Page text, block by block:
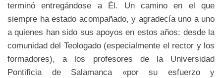
terminó entregándose a Él. Un camino en el que
siempre ha estado acompañado, y agradecía uno a uno
a quienes han sido sus apoyos en estos años: desde la
comunidad del Teologado (especialmente el rector y los
formadores), a los profesores de la Universidad
Pontificia de Salamanca «por su esfuerzo y